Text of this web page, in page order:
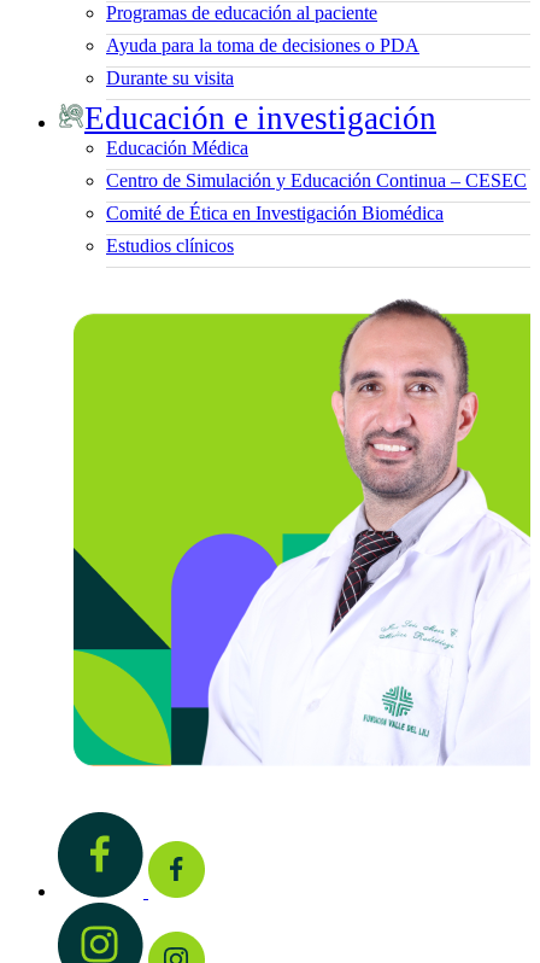
Programas de educación al paciente
Ayuda para la toma de decisiones o PDA
Durante su visita
Educación e investigación
Educación Médica
Centro de Simulación y Educación Continua – CESEC
Comité de Ética en Investigación Biomédica
Estudios clínicos